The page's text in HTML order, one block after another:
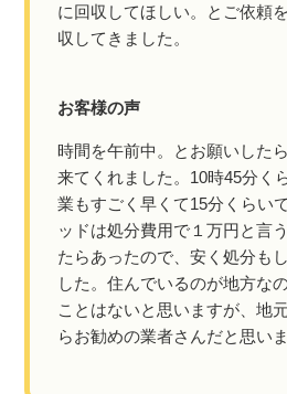
に回収してほしい。とご依頼
収してきました。
お客様の声
時間を午前中。とお願いした
来てくれました。10時45分く
業もすごく早くて15分くらい
ッドは処分費用で１万円と言
たらあったので、安く処分も
した。住んでいるのが地方な
ことはないと思いますが、地
らお勧めの業者さんだと思いま